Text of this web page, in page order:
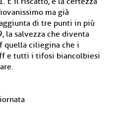
ma già
di tre punti in più
la salvezza che diventa
quella ciliegina che i
e tutti i tifosi biancolbiesi